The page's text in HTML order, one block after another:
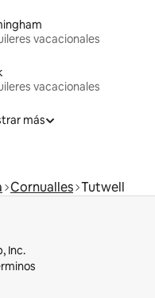
vacacionales
vacacionales
más
Cornualles Tutwell
Inc.